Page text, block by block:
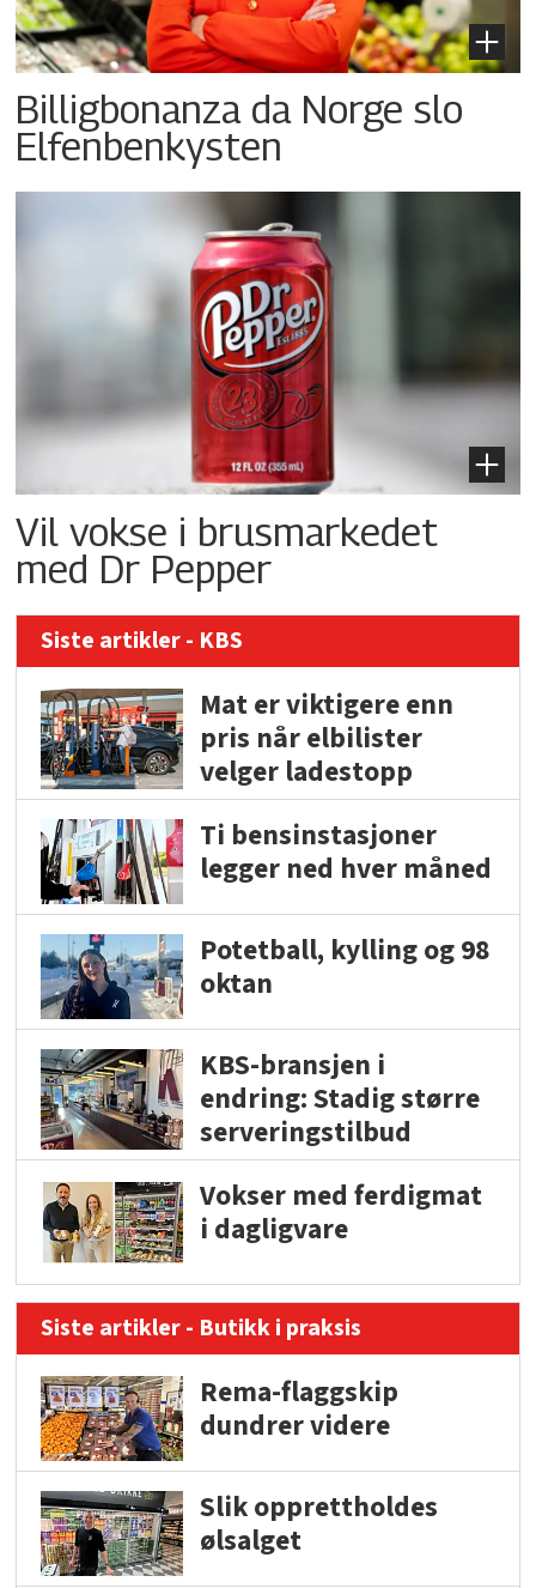
Billigbonanza da Norge slo
Elfenbenkysten
Vil vokse i brusmarkedet
med Dr Pepper
Siste artikler - KBS
Mat er viktigere enn
pris når elbilister
velger ladestopp
Ti bensinstasjoner
legger ned hver måned
Potetball, kylling og 98
oktan
KBS-bransjen i
endring: Stadig større
serveringstilbud
Vokser med ferdigmat
i dagligvare
Siste artikler - Butikk i praksis
Rema-flaggskip
dundrer videre
Slik opprettholdes
ølsalget